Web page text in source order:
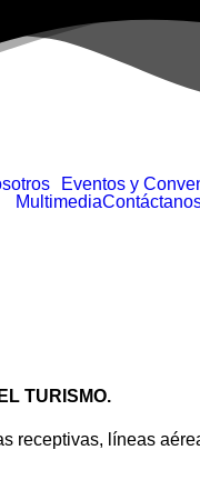
Eventos y
Multimedia
TURISMO.
receptivas, líneas